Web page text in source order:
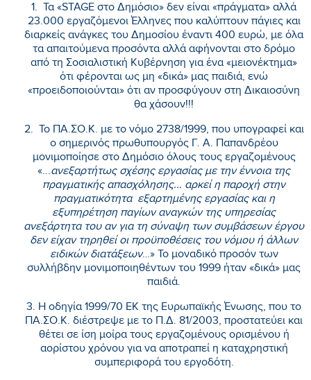
1. Τα «STAGE στο Δημόσιο» δεν είναι «πράγματα» αλλά
23.000 εργαζόμενοι Έλληνες που καλύπτουν πάγιες και
διαρκείς ανάγκες του Δημοσίου έναντι 400 ευρώ, με όλα
τα απαιτούμενα προσόντα αλλά αφήνονται στο δρόμο
από τη Σοσιαλιστική Κυβέρνηση για ένα «μειονέκτημα»
ότι φέρονται ως μη «δικά» μας παιδιά, ενώ
«προειδοποιούνται» ότι αν προσφύγουν στη Δικαιοσύνη
θα χάσουν!!!
2. Το ΠΑ.ΣΟ.Κ. με το νόμο 2738/1999, που υπογραφεί και
ο σημερινός πρωθυπουργός Γ. Α. Παπανδρέου
μονιμοποίησε στο Δημόσιο όλους τους εργαζομένους
«...ανεξαρτήτως σχέσης εργασίας με την έννοια της
πραγματικής απασχόλησης... αρκεί η παροχή στην
πραγματικότητα εξαρτημένης εργασίας και η
εξυπηρέτηση παγίων αναγκών της υπηρεσίας
ανεξάρτητα του αν για τη σύναψη των συμβάσεων έργου
δεν είχαν τηρηθεί οι προϋποθέσεις του νόμου ή άλλων
ειδικών διατάξεων…» Το μοναδικό προσόν των
συλλήβδην μονιμοποιηθέντων του 1999 ήταν «δικά» μας
παιδιά.
3. Η οδηγία 1999/70 ΕΚ της Ευρωπαϊκής Ένωσης, που το
ΠΑ.ΣΟ.Κ. διέστρεψε με το Π.Δ. 81/2003, προστατεύει και
θέτει σε ίση μοίρα τους εργαζομένους ορισμένου ή
αορίστου χρόνου για να αποτραπεί η καταχρηστική
συμπεριφορά του εργοδότη.